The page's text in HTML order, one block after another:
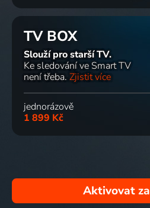
TV BOX
Slouží pro starší TV.
Ke sledování ve Smart TV
není třeba. Zjistit více
jednorázově
1 899 Kč
Aktivovat za